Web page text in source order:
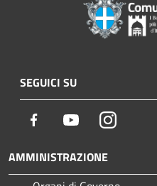
SEGUICI SU
Facebook YoutubeInstagram
AMMINISTRAZIONE